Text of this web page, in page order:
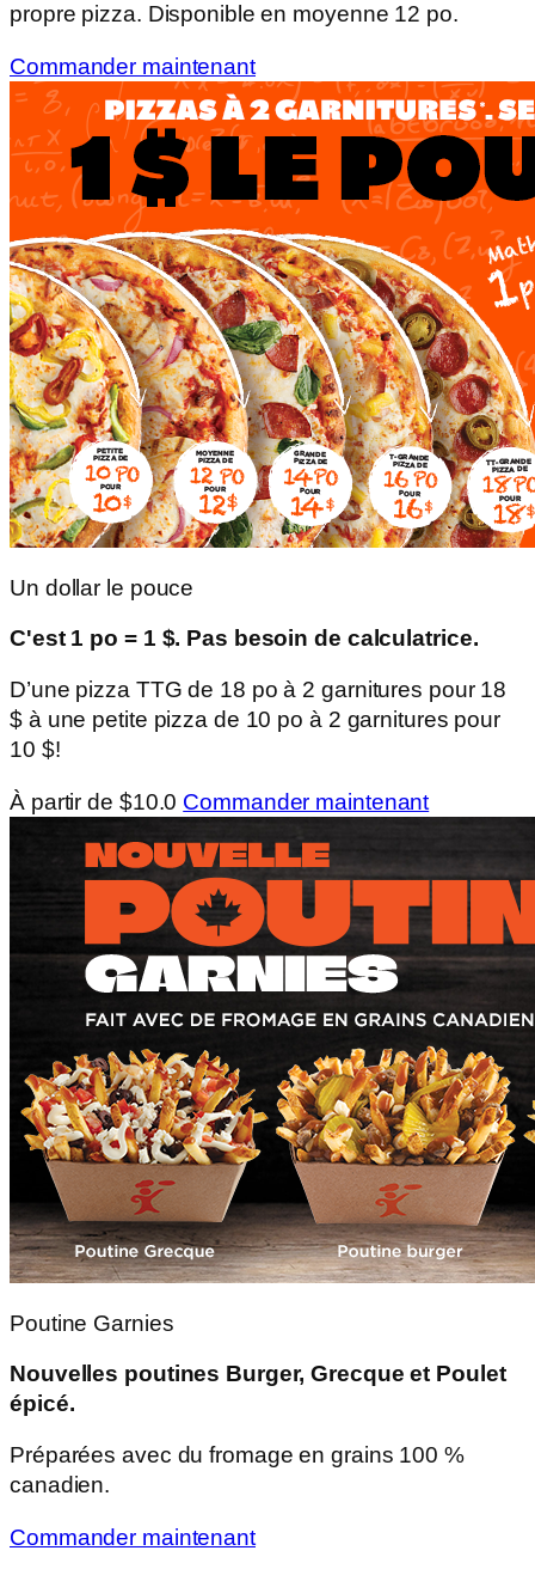
propre pizza. Disponible en moyenne 12 po.
Commander maintenant
Un dollar le pouce
C'est 1 po = 1 $. Pas besoin de calculatrice.
D’une pizza TTG de 18 po à 2 garnitures pour 18
$ à une petite pizza de 10 po à 2 garnitures pour
10 $!
À partir de $10.0 Commander maintenant
Poutine Garnies
Nouvelles poutines Burger, Grecque et Poulet
épicé.
Préparées avec du fromage en grains 100 %
canadien.
Commander maintenant